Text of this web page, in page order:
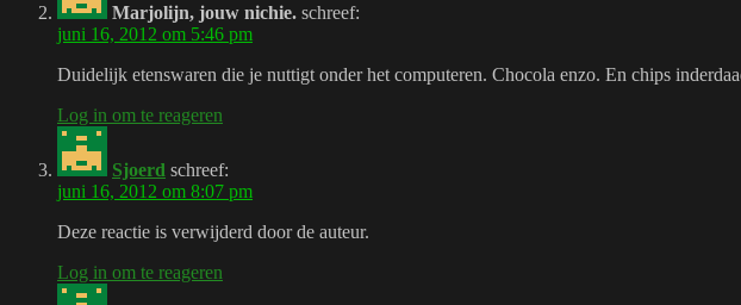
Marjolijn, jouw nichie. schreef:
juni 16, 2012 om 5:46 pm
Duidelijk etenswaren die je nuttigt onder het computeren. Chocola enzo. En chips
Log in om te reageren
Sjoerd schreef:
juni 16, 2012 om 8:07 pm
Deze reactie is verwijderd door de auteur.
Log in om te reageren